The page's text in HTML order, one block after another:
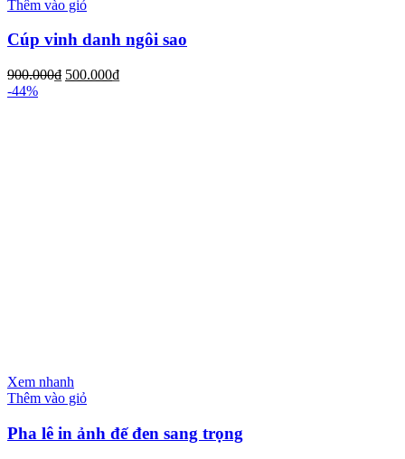
Thêm vào giỏ
Cúp vinh danh ngôi sao
900.000₫ 500.000₫
-44%
Xem nhanh
Thêm vào giỏ
Pha lê in ảnh đế đen sang trọng